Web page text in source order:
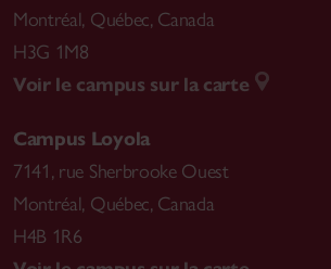
Montréal, Québec, Canada
H3G 1M8
Voir le campus sur la carte
Campus Loyola
7141, rue Sherbrooke Ouest
Montréal, Québec, Canada
H4B 1R6